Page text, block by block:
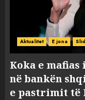
Aktualitet E jona
Koka e
në bankën
e pastrimit të